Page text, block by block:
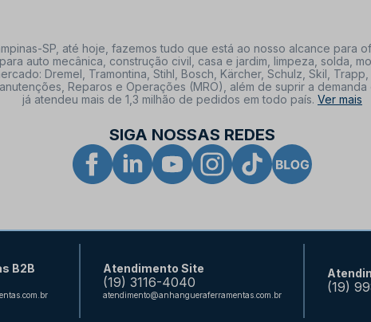
SP, até hoje, fazemos tudo que está ao nosso alcance para
auto mecânica, construção civil, casa e jardim, limpeza, solda,
Dremel, Tramontina, Stihl, Bosch, Kärcher, Schulz, Skil,
Reparos e Operações (MRO), além de suprir a
já atendeu mais de 1,3 milhão de pedidos em todo país. Ver mais
SIGA NOSSAS REDES
B2B Atendimento Site
(19) 3116-4040
atendimento@anhangueraferramentas.com.br (19)